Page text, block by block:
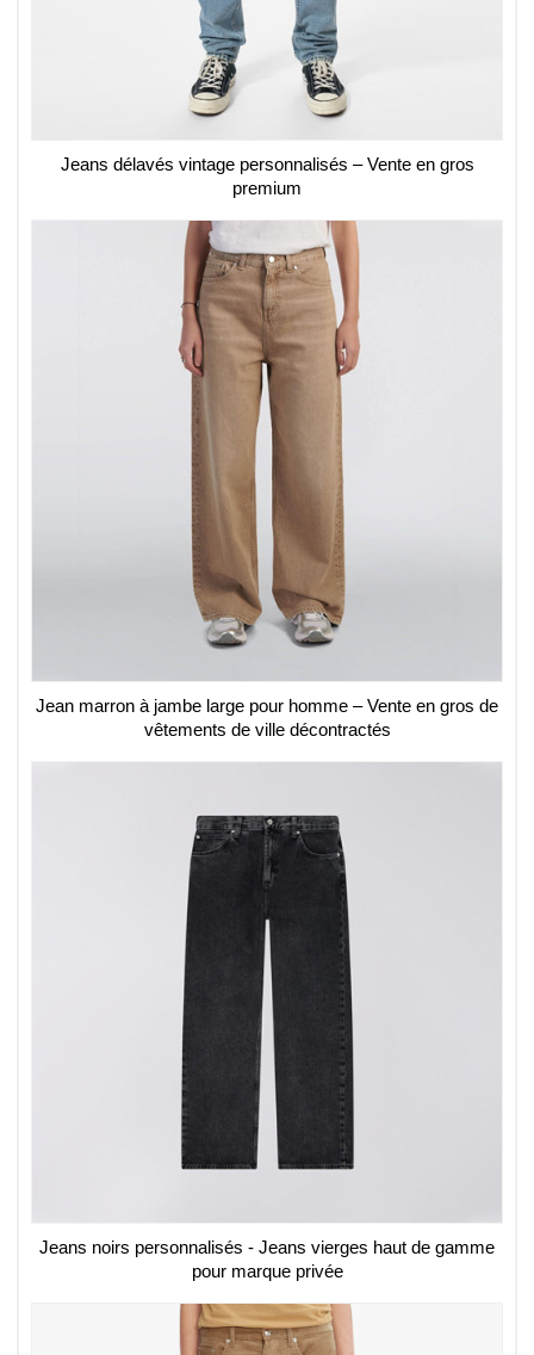
Jeans délavés vintage personnalisés – Vente en gros
premium
Jean marron à jambe large pour homme – Vente en gros de
vêtements de ville décontractés
Jeans noirs personnalisés - Jeans vierges haut de gamme
pour marque privée